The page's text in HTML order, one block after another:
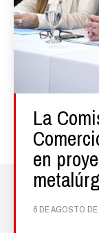
La
en
6 DE AGOSTO